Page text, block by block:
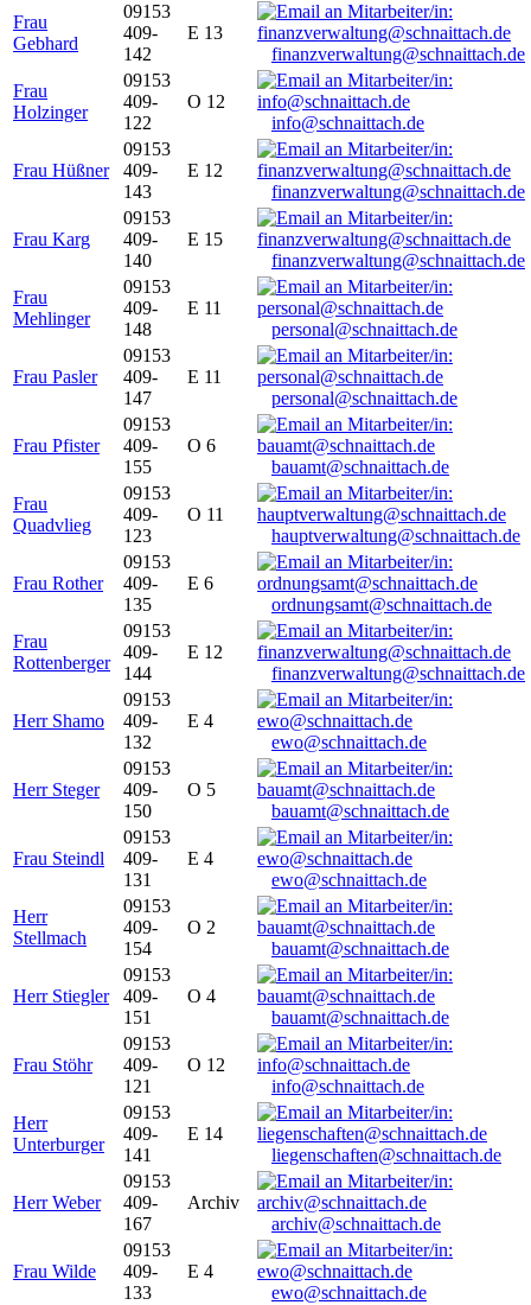
Frau
Gebhard
09153
409-
142
E 13
finanzverwaltung@schnaittach.de
Frau
Holzinger
09153
409-
122
O 12
info@schnaittach.de
Frau Hüßner
09153
409-
143
E 12
finanzverwaltung@schnaittach.de
Frau Karg
09153
409-
140
E 15
finanzverwaltung@schnaittach.de
Frau
Mehlinger
09153
409-
148
E 11
personal@schnaittach.de
Frau Pasler
09153
409-
147
E 11
personal@schnaittach.de
Frau Pfister
09153
409-
155
O 6
bauamt@schnaittach.de
Frau
Quadvlieg
09153
409-
123
O 11
hauptverwaltung@schnaittach.de
Frau Rother
09153
409-
135
E 6
ordnungsamt@schnaittach.de
Frau
Rottenberger
09153
409-
144
E 12
finanzverwaltung@schnaittach.de
Herr Shamo
09153
409-
132
E 4
ewo@schnaittach.de
Herr Steger
09153
409-
150
O 5
bauamt@schnaittach.de
Frau Steindl
09153
409-
131
E 4
ewo@schnaittach.de
Herr
Stellmach
09153
409-
154
O 2
bauamt@schnaittach.de
Herr Stiegler
09153
409-
151
O 4
bauamt@schnaittach.de
Frau Stöhr
09153
409-
121
O 12
info@schnaittach.de
Herr
Unterburger
09153
409-
141
E 14
liegenschaften@schnaittach.de
Herr Weber
09153
409-
167
Archiv
archiv@schnaittach.de
Frau Wilde
09153
409-
133
E 4
ewo@schnaittach.de